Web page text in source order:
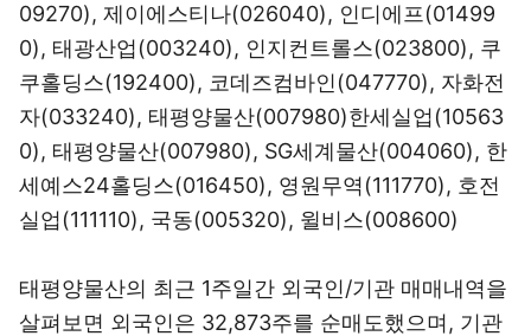
09270), 제이에스티나(026040), 인디에프(01499
0), 태광산업(003240), 인지컨트롤스(023800), 쿠
쿠홀딩스(192400), 코데즈컴바인(047770), 자화전
자(033240), 태평양물산(007980)한세실업(10563
0), 태평양물산(007980), SG세계물산(004060), 한
세예스24홀딩스(016450), 영원무역(111770), 호전
실업(111110), 국동(005320), 윌비스(008600)
태평양물산의 최근 1주일간 외국인/기관 매매내역을
살펴보면 외국인은 32,873주를 순매도했으며, 기관